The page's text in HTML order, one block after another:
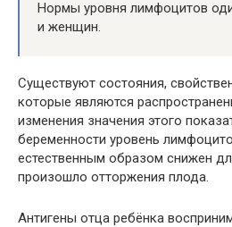
Нормы уровня лимфоцитов
и женщин.
Существуют состояния,
которые являются
изменения значения этого
беременности уровень
естественным образом снижен
произошло отторжения плода.
Антигены отца ребёнка